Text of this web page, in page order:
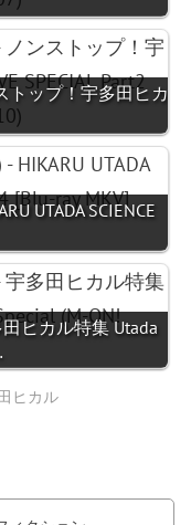
トップ！宇多田ヒカ
UTADA SCIENCE
ヒカル特集 Utada
ヒカル